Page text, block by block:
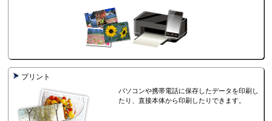
プリント
パソコンや携帯電話に保存したデータを印刷し
たり、直接本体から印刷したりできます。